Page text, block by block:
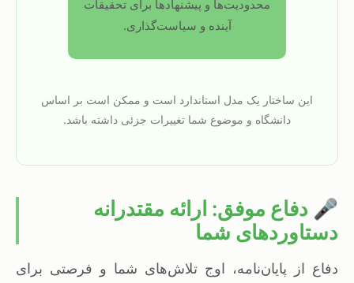
محدودیت‌ها و پیشنهادها برای تحقیقات
آینده و سیاست‌گذاری.
این ساختار یک مدل استاندارد است و ممکن است بر اساس
دانشگاه و موضوع شما تغییرات جزئی داشته باشد.
🎤 دفاع موفق: ارائه مقتدرانه
دستاوردهای شما
دفاع از پایان‌نامه، اوج تلاش‌های شما و فرصتی برای